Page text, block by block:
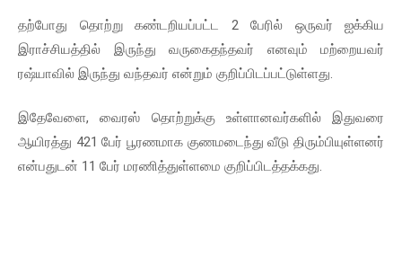
தற்போது தொற்று கண்டறியப்பட்ட 2 பேரில் ஒருவர் ஐக்கிய
இராச்சியத்தில் இருந்து வருகைதந்தவர் எனவும் மற்றையவர்
ரஷ்யாவில் இருந்து வந்தவர் என்றும் குறிப்பிடப்பட்டுள்ளது.
இதேவேளை, வைரஸ் தொற்றுக்கு உள்ளானவர்களில் இதுவரை
ஆயிரத்து 421 பேர் பூரணமாக குணமடைந்து வீடு திரும்பியுள்ளனர்
என்பதுடன் 11 பேர் மரணித்துள்ளமை குறிப்பிடத்தக்கது.